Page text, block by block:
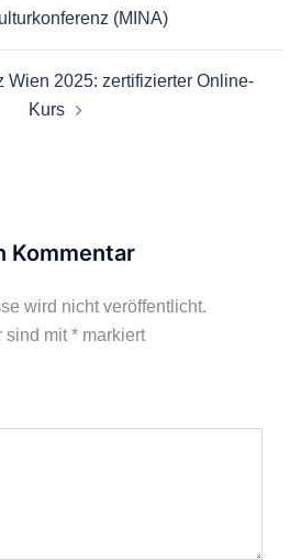
(MINA)
Wien 2025: zertifizierter Online-
Kurs
Kommentar
wird nicht veröffentlicht.
sind mit * markiert